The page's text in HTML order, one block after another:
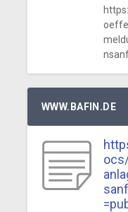
WWW.BAFIN.DE